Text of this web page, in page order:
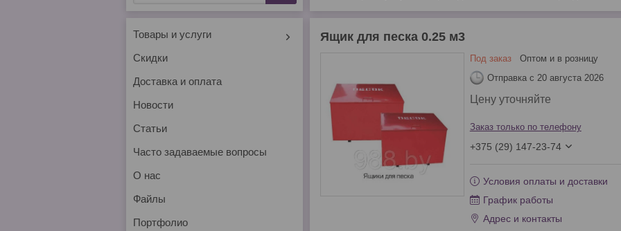
Ящик для песка 0.25 м3
Под заказ
Оптом и в розницу
Отправка с 20 августа 2026
Цену уточняйте
Заказ только по телефону
+375 (29) 147-23-74
Условия оплаты и доставки
График работы
Адрес и контакты
Товары и услуги
Скидки
Доставка и оплата
Новости
Статьи
Часто задаваемые вопросы
О нас
Файлы
Портфолио